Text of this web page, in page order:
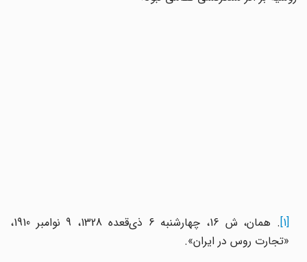
. همان، ش 16، چهارشنبه 6 ذی‌قعده 1328، 9 نوامبر 1910،
«تجارت روس در ایران».